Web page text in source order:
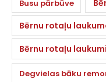
Busu pārbūve
Bērnu rotaļu
Bērnu rotaļu laukumi
Degvielas bāku